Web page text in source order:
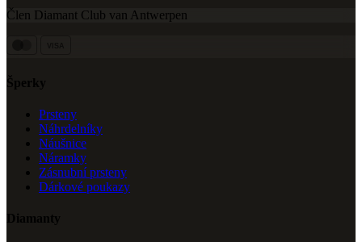
Člen Diamant Club van Antwerpen
Šperky
Prsteny
Náhrdelníky
Náušnice
Náramky
Zásnubní prsteny
Dárkové poukazy
Diamanty